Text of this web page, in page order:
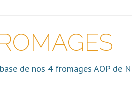
de nos 4 fromages AOP de